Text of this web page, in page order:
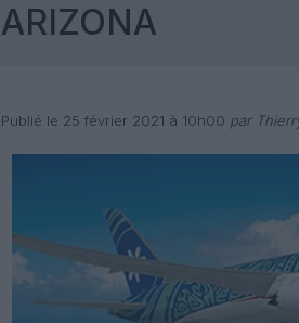
ARIZONA
Publié le 25 février 2021 à 10h00 par